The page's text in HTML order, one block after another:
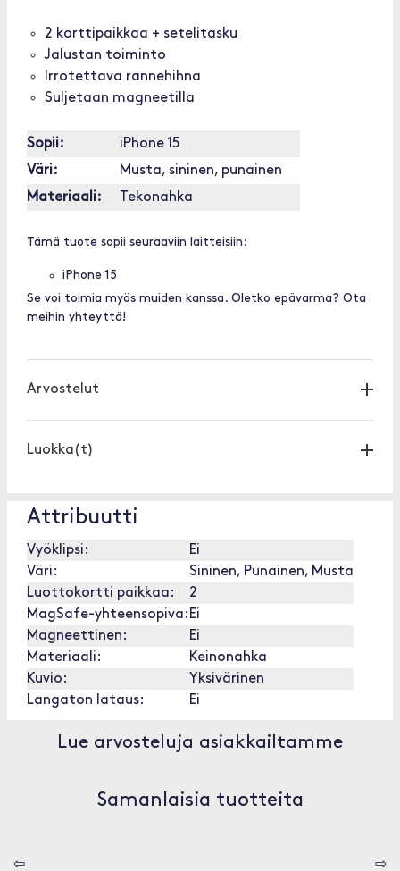
2 korttipaikkaa + setelitasku
Jalustan toiminto
Irrotettava rannehihna
Suljetaan magneetilla
Sopii:
iPhone 15
Väri:
Musta, sininen, punainen
Materiaali:
Tekonahka
Tämä tuote sopii seuraaviin laitteisiin:
iPhone 15
Se voi toimia myös muiden kanssa. Oletko epävarma? Ota
meihin yhteyttä!
Arvostelut
Luokka(t)
Attribuutti
Vyöklipsi:
Ei
Väri:
Sininen, Punainen, Musta
Luottokortti paikkaa:
2
MagSafe-yhteensopiva: Ei
Magneettinen:
Ei
Materiaali:
Keinonahka
Kuvio:
Yksivärinen
Langaton lataus:
Ei
Lue arvosteluja asiakkailtamme
Samanlaisia tuotteita
⇦ ⇨